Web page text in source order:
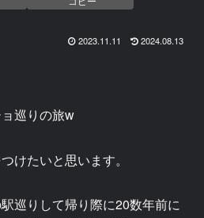
2023.11.11 2024.08.13
巡りの旅w
けたいと思います。
巡りして帰り際に20数年前に